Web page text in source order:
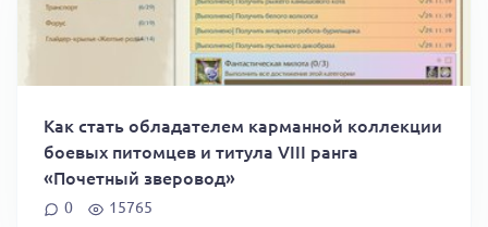
Как стать обладателем карманной коллекции
боевых питомцев и титула VIII ранга
«Почетный зверовод»
0 15765